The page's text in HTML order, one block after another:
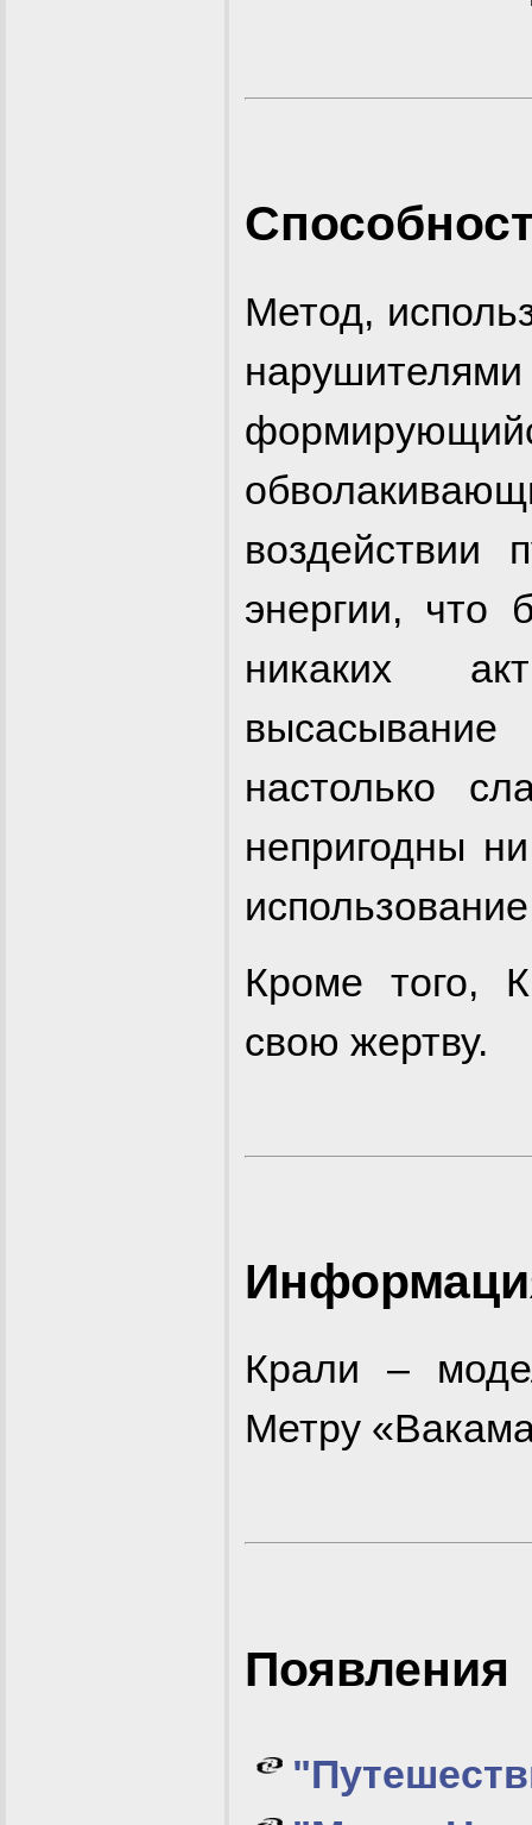
Метод,
воздействии
энергии, что
никаких
настолько
непригодны
Кроме того,
свою жертву.
Крали –
Метру
Появления